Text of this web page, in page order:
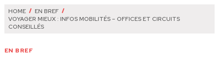
HOME
EN BREF
VOYAGER MIEUX : INFOS MOBILITÉS – OFFICES ET CIRCUITS
CONSEILLÉS
EN BREF